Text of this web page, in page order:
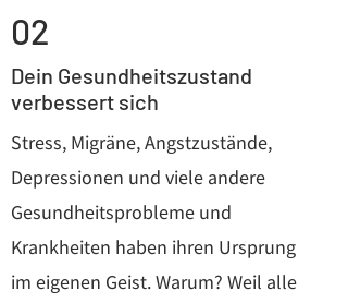
02
Dein Gesundheitszustand
verbessert sich
Stress, Migräne, Angstzustände,
Depressionen und viele andere
Gesundheitsprobleme und
Krankheiten haben ihren Ursprung
im eigenen Geist. Warum? Weil alle